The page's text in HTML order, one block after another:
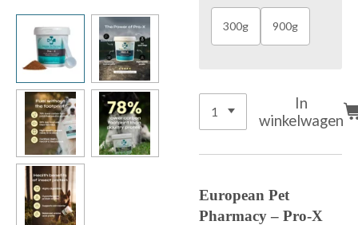
300g 900g
In
winkelwagen
European Pet
Pharmacy – Pro-X